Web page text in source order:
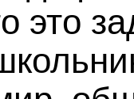
это